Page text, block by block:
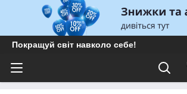
Покращуй світ навколо себе!